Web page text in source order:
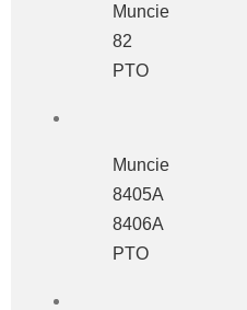
Muncie
82
PTO
Muncie
8405A
8406A
PTO